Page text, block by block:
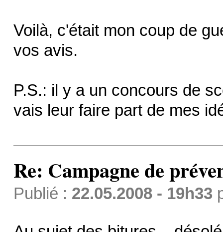
Voilà, c'était mon coup de
vos avis.
P.S.: il y a un concours de
vais leur faire part de mes
Re: Campagne de
Publié : 22.05.2008 - 19h33